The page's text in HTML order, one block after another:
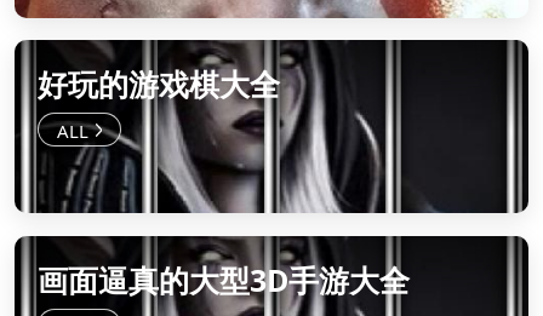
好玩的游戏棋大全
画面逼真的大型3D手游大全